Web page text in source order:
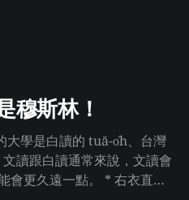
穆斯林！
大學是白讀的 tuā-o̍h、台灣
一點。 * 右衣直接